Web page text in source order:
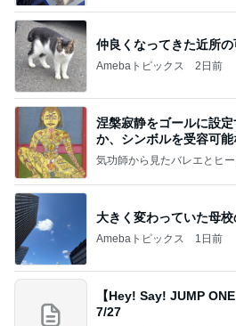
仲良くなってきた近所
Amebaトピックス 2日前
涅槃寂静をゴールに設
か、シンボルを受容可
ことが
気功師から見たバレエとヒ
大きく変わっていた母
Amebaトピックス 1日前
【Hey! Say! JUMP
7/27